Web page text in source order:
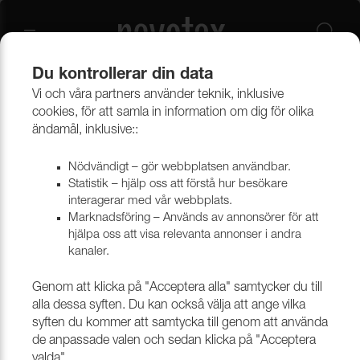
Övrigt Band, Linor & Snöre Elastrong
Filtrera
Du kontrollerar din data
Vi och våra partners använder teknik, inklusive
cookies, för att samla in information om dig för olika
ändamål, inklusive::
Nödvändigt – gör webbplatsen användbar.
Statistik – hjälp oss att förstå hur besökare
interagerar med vår webbplats.
Marknadsföring – Används av annonsörer för att
hjälpa oss att visa relevanta annonser i andra
kanaler.
Genom att klicka på "Acceptera alla" samtycker du till
alla dessa syften. Du kan också välja att ange vilka
syften du kommer att samtycka till genom att använda
de anpassade valen och sedan klicka på "Acceptera